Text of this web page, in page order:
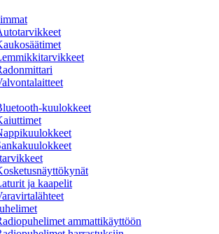
kuulokkeet
ja kaapelit
ammattikäyttöön